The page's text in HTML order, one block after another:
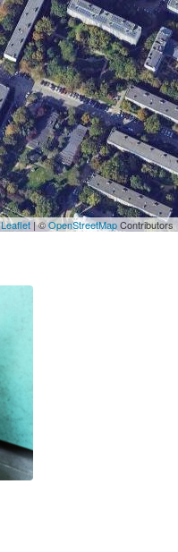
Leaflet| ©OpenStreetMapContributors